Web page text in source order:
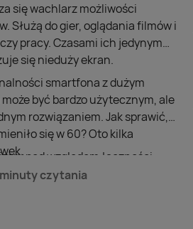
się wachlarz możliwości
Służą do gier, oglądania filmów i
pracy. Czasami ich jedynym
się nieduży ekran.
smartfona z dużym
być bardzo użytecznym, ale
rozwiązaniem. Jak sprawić,
się w 60? Oto kilka
pod względem łączności
Za ich pomocą podłącza się
czytania